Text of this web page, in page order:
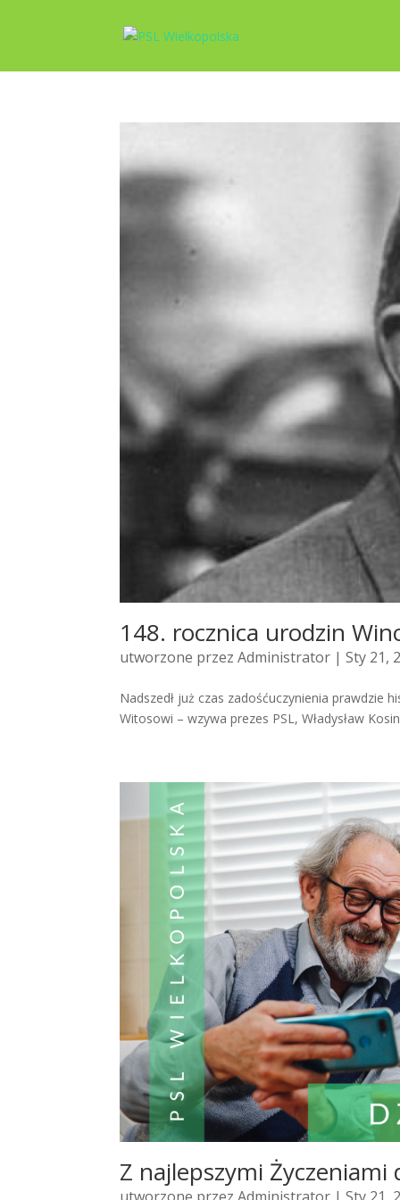
148. rocznica urodzin
utworzone przezAdministrator | Sty 21,
Nadszedł już czas zadośćuczynienia prawdzie
Witosowi – wzywa prezes PSL, Władysław
Z najlepszymi Życzeniami